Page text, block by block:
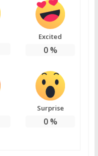
Excited
0%
Surprise
0%